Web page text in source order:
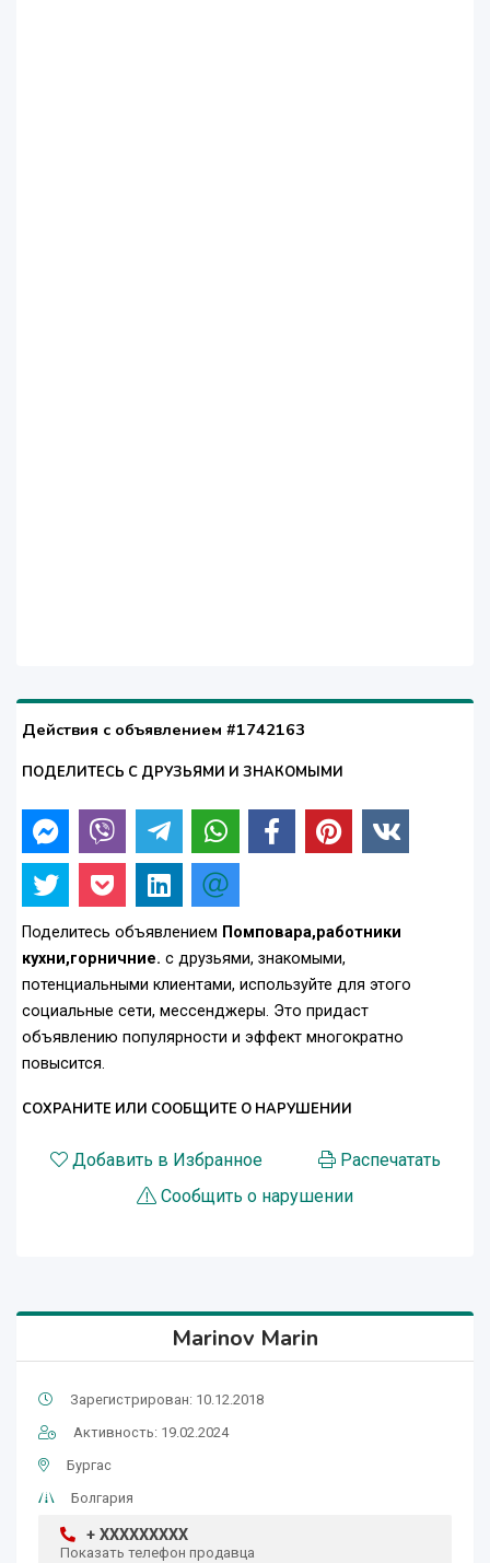
Действия с объявлением #1742163
ПОДЕЛИТЕСЬ С ДРУЗЬЯМИ И ЗНАКОМЫМИ
Поделитесь объявлением Помповара,работники
кухни,горничние. с друзьями, знакомыми,
потенциальными клиентами, используйте для этого
социальные сети, мессенджеры. Это придаст
объявлению популярности и эффект многократно
повысится.
СОХРАНИТЕ ИЛИ СООБЩИТЕ О НАРУШЕНИИ
Добавить в Избранное
Распечатать
Сообщить о нарушении
Marinov Marin
Зарегистрирован: 10.12.2018
Активность: 19.02.2024
Бургас
Болгария
+ XXXXXXXXX
Показать телефон продавца